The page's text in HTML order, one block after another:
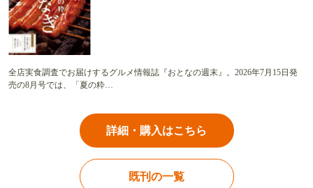
全店実食調査でお届けするグルメ情報誌『おとなの週末』。2026年7月15日発
売の8月号では、「夏の粋…
詳細・購入はこちら
既刊の一覧